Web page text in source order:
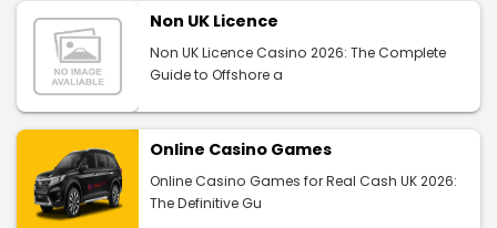
Non UK Licence
Non UK Licence Casino 2026: The Complete
Guide to Offshore a
Online Casino Games
Online Casino Games for Real Cash UK 2026:
The Definitive Gu